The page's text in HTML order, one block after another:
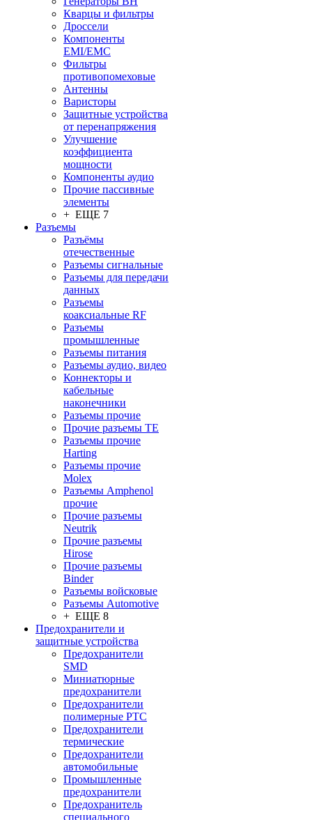
Кварцы и фильтры
Дроссели
Компоненты
EMI/EMC
Фильтры
противопомеховые
Антенны
Варисторы
Защитные устройства
от перенапряжения
Улучшение
коэффициента
мощности
Компоненты аудио
Прочие пассивные
элементы
+ ЕЩЕ 7
Разъeмы
Разъёмы
отечественные
Разъeмы сигнальные
Разъeмы для передачи
данных
Разъeмы
коаксиальные RF
Разъeмы
промышленные
Разъeмы питания
Разъeмы аудио, видео
Коннекторы и
кабельные
наконечники
Разъeмы прочие
Прочие разъемы TE
Разъемы прочие
Harting
Разъемы прочие
Molex
Разъемы Amphenol
прочие
Прочие разъемы
Neutrik
Прочие разъемы
Hirose
Прочие разъемы
Binder
Разъемы войсковые
Разъeмы Automotive
+ ЕЩЕ 8
Предохранители и
защитные устройства
Предохранители
SMD
Миниатюрные
предохранители
Предохранители
полимерные PTC
Предохранители
термические
Предохранители
автомобильные
Промышленные
предохранители
Предохранитель
специального